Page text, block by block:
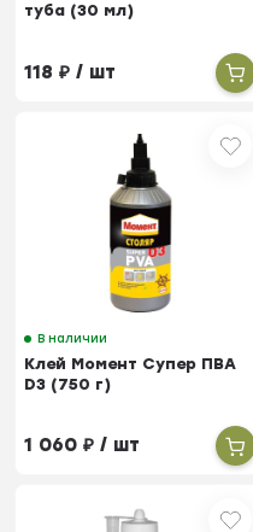
туба (30 мл)
118₽ / шт
В наличии
Клей Момент Супер ПВА
D3 (750 г)
1 060₽ / шт